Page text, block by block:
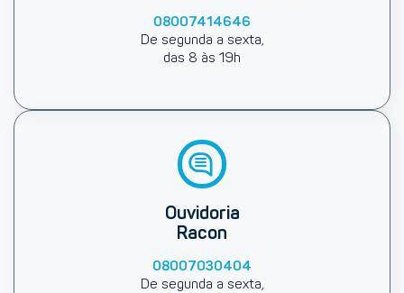
08007414646
De segunda a sexta,
das 8 às 19h
Ouvidoria
Racon
08007030404
De segunda a sexta,